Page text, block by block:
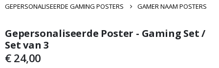
GEPERSONALISEERDE GAMING POSTERS
GAMER NAAM POSTERS
Misschien vind je dit
ook leuk ✔
Mand
Ga
naar
het
einde
Ga
naar
het
begin
Gepersonaliseerde Poster - Gaming Set /
Set van 3
€ 24,00